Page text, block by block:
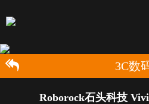
3C数
Roborock石头科技